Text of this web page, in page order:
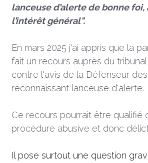
lanceuse d’alerte de bonne foi,
l’intérêt général".
En mars 2025 j'ai appris que la
fait un recours auprès du
contre l'avis de la Défenseur
reconnaissant lanceuse d'alerte.
Ce recours pourrait être qualifié
procédure abusive et donc
Il pose surtout une question